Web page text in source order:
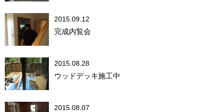
2015.09.12
完成内覧会
2015.08.28
ウッドデッキ施工中
2015.08.07